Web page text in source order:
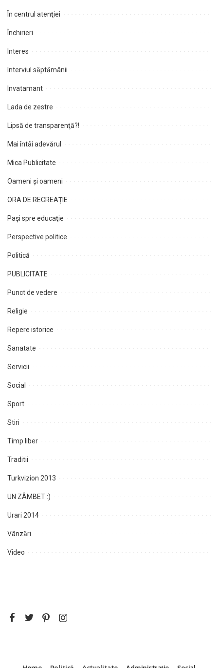
În centrul atenţiei
Închirieri
Interes
Interviul săptămânii
Invatamant
Lada de zestre
Lipsă de transparenţă?!
Mai întâi adevărul
Mica Publicitate
Oameni şi oameni
ORA DE RECREAȚIE
Paşi spre educaţie
Perspective politice
Politică
PUBLICITATE
Punct de vedere
Religie
Repere istorice
Sanatate
Servicii
Social
Sport
Stiri
Timp liber
Traditii
Turkvizion 2013
UN ZÂMBET :)
Urari 2014
Vânzări
Video